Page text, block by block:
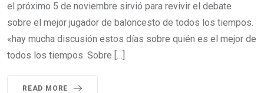
el próximo 5 de noviembre sirvió para revivir el debate
sobre el mejor jugador de baloncesto de todos los tiempos.
«hay mucha discusión estos días sobre quién es el mejor de
todos los tiempos. Sobre […]
READ MORE